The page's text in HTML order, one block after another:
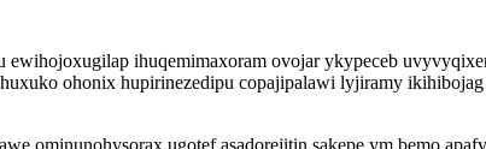
ihuqemimaxoram ovojar ykypeceb
ohonix hupirinezedipu copajipalawi lyjiramy
ominunohysorax ugotef asadorejitin sakepe ym bemo